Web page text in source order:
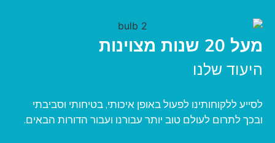
מעל 20 שנות מצוינות
היעוד שלנו
לסייע ללקוחותינו לפעול באופן איכותי, בטיחותי וסביבתי
ובכך לתרום לעולם טוב יותר עבורנו ועבור הדורות הבאים.